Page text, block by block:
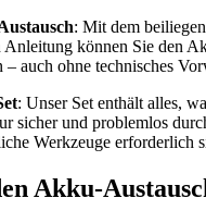
: Mit dem
Anleitung können Sie den
– auch ohne technisches
: Unser Set enthält alles,
sicher und problemlos
Werkzeuge erforderlich
Akku-